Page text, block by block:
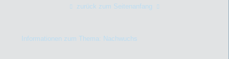
zurück zum Seitenanfang
Informationen zum Thema: Nachwuchs